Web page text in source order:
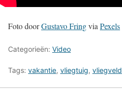
Foto doorGustavo Fringvia Pexels
Categorieën: Video
Tags: vakantie, vliegtuig, vliegveld